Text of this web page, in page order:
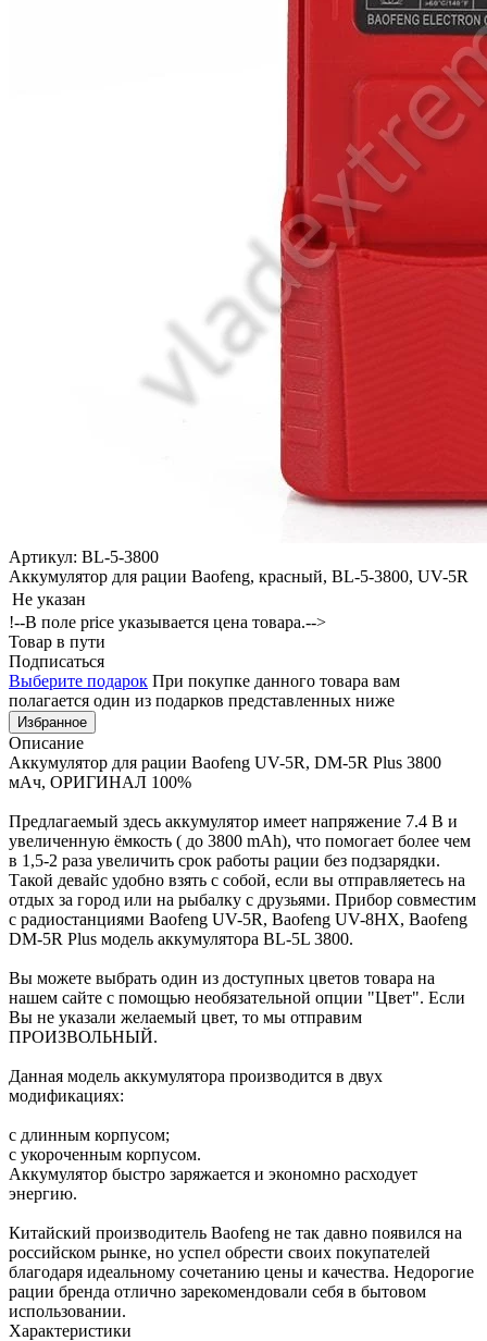
Артикул: BL-5-3800
Аккумулятор для рации Baofeng, красный, BL-5-3800, UV-5R
Не указан
!--В поле price указывается цена товара.-->
Товар в пути
Подписаться
Выберите подарок При покупке данного товара вам
полагается один из подарков представленных ниже
Избранное
Описание
Аккумулятор для рации Baofeng UV-5R, DM-5R Plus 3800
мАч, ОРИГИНАЛ 100%
Предлагаемый здесь аккумулятор имеет напряжение 7.4 В и
увеличенную ёмкость ( до 3800 mAh), что помогает более чем
в 1,5-2 раза увеличить срок работы рации без подзарядки.
Такой девайс удобно взять с собой, если вы отправляетесь на
отдых за город или на рыбалку с друзьями. Прибор совместим
с радиостанциями Baofeng UV-5R, Baofeng UV-8HX, Baofeng
DM-5R Plus модель аккумулятора BL-5L 3800.
Вы можете выбрать один из доступных цветов товара на
нашем сайте с помощью необязательной опции "Цвет". Если
Вы не указали желаемый цвет, то мы отправим
ПРОИЗВОЛЬНЫЙ.
Данная модель аккумулятора производится в двух
модификациях:
с длинным корпусом;
с укороченным корпусом.
Аккумулятор быстро заряжается и экономно расходует
энергию.
Китайский производитель Baofeng не так давно появился на
российском рынке, но успел обрести своих покупателей
благодаря идеальному сочетанию цены и качества. Недорогие
рации бренда отлично зарекомендовали себя в бытовом
использовании.
Характеристики